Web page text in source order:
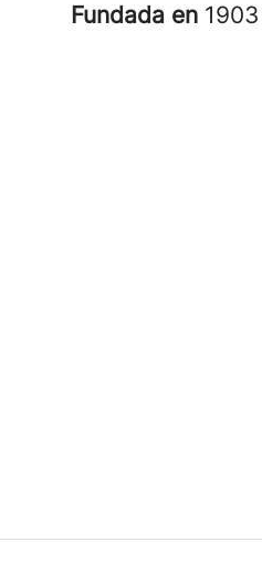
Fundada en 1903